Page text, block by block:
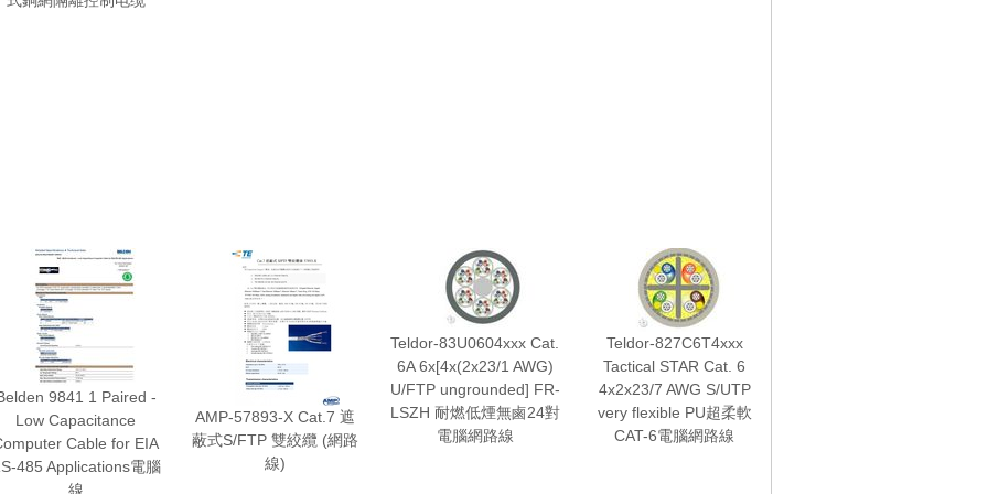
9841 1 Paired -
Low Capacitance
Cable for EIA
485 Applications電腦
線
AMP-57893-X Cat.7 遮
蔽式S/FTP 雙絞纜 (網路
線)
Teldor-83U0604xxx Cat.
6A 6x[4x(2x23/1 AWG)
U/FTP ungrounded] FR-
LSZH 耐燃低煙無鹵24對
電腦網路線
Teldor-827C6T4xxx
Tactical STAR Cat. 6
4x2x23/7 AWG S/UTP
very flexible PU超柔軟
CAT-6電腦網路線